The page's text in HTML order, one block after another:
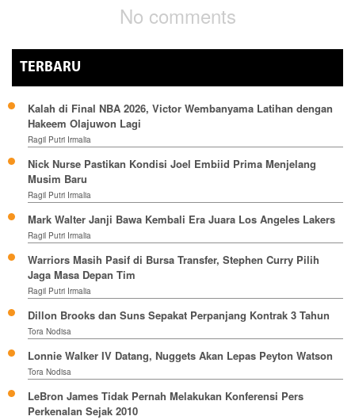
No comments
TERBARU
Kalah di Final NBA 2026, Victor Wembanyama Latihan dengan
Hakeem Olajuwon Lagi
Ragil Putri Irmalia
Nick Nurse Pastikan Kondisi Joel Embiid Prima Menjelang
Musim Baru
Ragil Putri Irmalia
Mark Walter Janji Bawa Kembali Era Juara Los Angeles Lakers
Ragil Putri Irmalia
Warriors Masih Pasif di Bursa Transfer, Stephen Curry Pilih
Jaga Masa Depan Tim
Ragil Putri Irmalia
Dillon Brooks dan Suns Sepakat Perpanjang Kontrak 3 Tahun
Tora Nodisa
Lonnie Walker IV Datang, Nuggets Akan Lepas Peyton Watson
Tora Nodisa
LeBron James Tidak Pernah Melakukan Konferensi Pers
Perkenalan Sejak 2010